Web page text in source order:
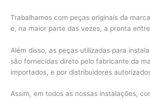
Trabalhamos com peças originais da
e, na maior parte das vezes, a pronta
Além disso, as peças utilizadas para
são fornecidas direto pelo fabricante da
importados, e por distribuidores
Assim, em todos as nossas instalações,